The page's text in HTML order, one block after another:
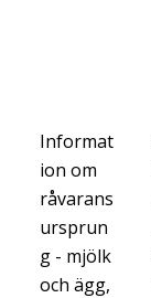
Informat
ion om
råvarans
ursprun
g - mjölk
och ägg,